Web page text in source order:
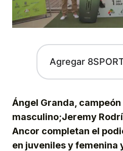
Agregar
Ángel Granda,
masculino;Jeremy
Ancor completan el
en juveniles y femenina